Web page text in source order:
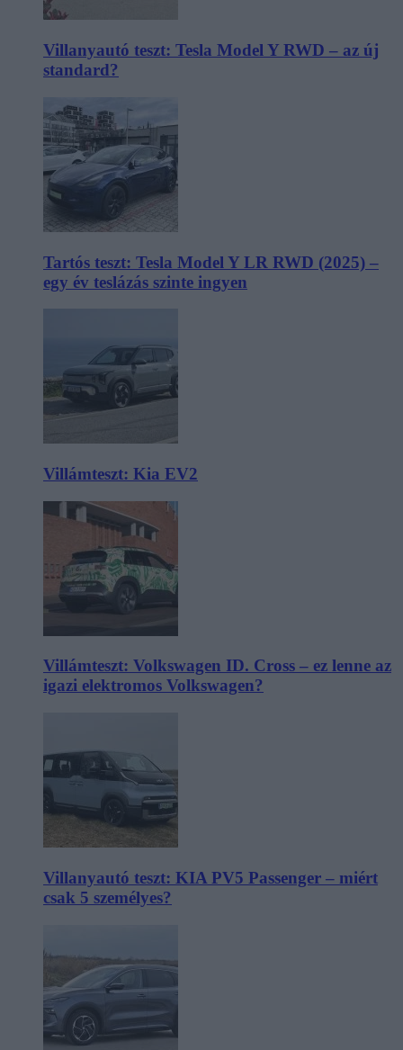
Villanyautó teszt: Tesla Model Y RWD – az új
standard?
Tartós teszt: Tesla Model Y LR RWD (2025) –
egy év teslázás szinte ingyen
Villámteszt: Kia EV2
Villámteszt: Volkswagen ID. Cross – ez lenne az
igazi elektromos Volkswagen?
Villanyautó teszt: KIA PV5 Passenger – miért
csak 5 személyes?